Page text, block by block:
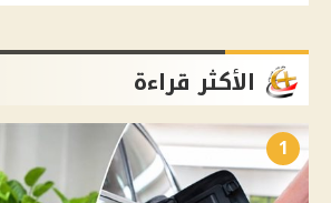
الأكثر قراءة
1